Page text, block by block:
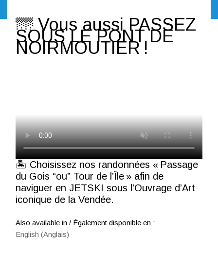
🌁 Vous aussi PASSEZ
SOUS LE PONT DE
NOIRMOUTIER !
🏝 Choisissez nos randonnées « Passage
du Gois “ou” Tour de l’Île » afin de
naviguer en JETSKI sous l’Ouvrage d’Art
iconique de la Vendée.
Also available in / Également disponible en :
English (Anglais)